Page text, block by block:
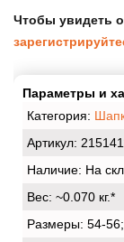
Чтобы увидеть
Параметры и
Категория:
Артикул:
Наличие: На
Вес: ~0.070 кг.*
Размеры: 54-